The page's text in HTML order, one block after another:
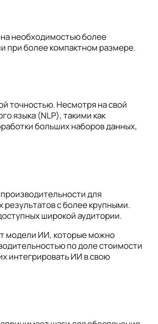
необходимостью более
при более компактном размере.
точностью. Несмотря на свой
языка (NLP), такими как
больших наборов данных,
для
с более крупными.
широкой аудитории.
модели ИИ, которые можно
по доле стоимости
интегрировать ИИ в свою